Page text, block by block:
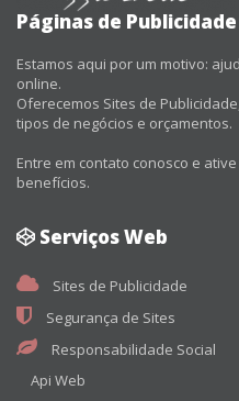
Páginas de
Estamos aqui por um motivo:
online.
Oferecemos Sites de
tipos de negócios e orçamentos.
Entre em contato conosco e
benefícios.
Serviços Web
Sites de Publicidade
Segurança de Sites
Responsabilidade Social
Api Web